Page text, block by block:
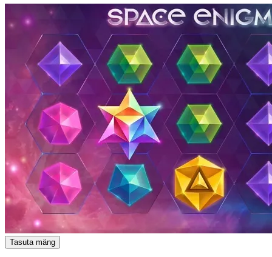
Tasuta mäng